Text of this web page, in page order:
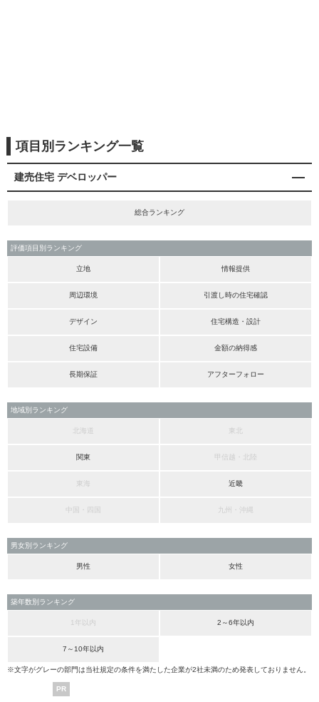
項目別ランキング一覧
建売住宅 デベロッパー
総合ランキング
評価項目別ランキング
立地 情報提供
周辺環境 引渡し時の住宅確認
デザイン 住宅構造・設計
住宅設備 金額の納得感
長期保証 アフターフォロー
地域別ランキング
北海道 東北
関東 甲信越・北陸
東海 近畿
中国・四国 九州・沖縄
男女別ランキング
男性 女性
築年数別ランキング
1年以内 2～6年以内
7～10年以内
※文字がグレーの部門は当社規定の条件を満たした企業が2社未満のため発表しておりません。
PR